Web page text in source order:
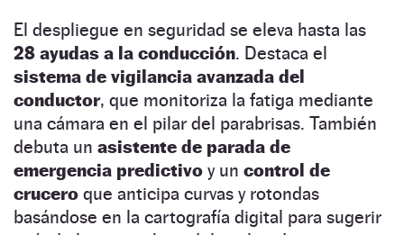
El despliegue en seguridad se eleva hasta las
28 ayudas a la conducción. Destaca el
sistema de vigilancia avanzada del
conductor, que monitoriza la fatiga mediante
una cámara en el pilar del parabrisas. También
debuta un asistente de parada de
emergencia predictivo y un control de
crucero que anticipa curvas y rotondas
basándose en la cartografía digital para sugerir